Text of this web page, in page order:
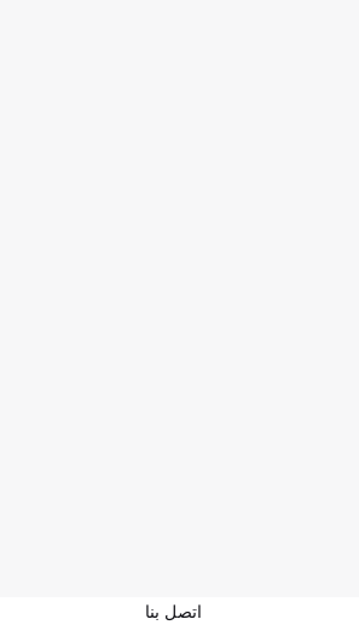
اتصل بنا